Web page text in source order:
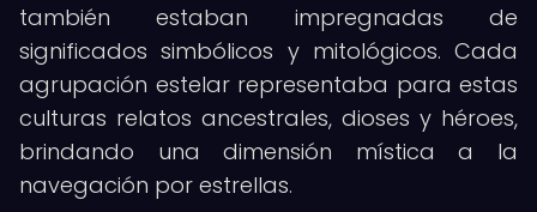
también estaban impregnadas de
significados simbólicos y mitológicos. Cada
agrupación estelar representaba para estas
culturas relatos ancestrales, dioses y héroes,
brindando una dimensión mística a la
navegación por estrellas.